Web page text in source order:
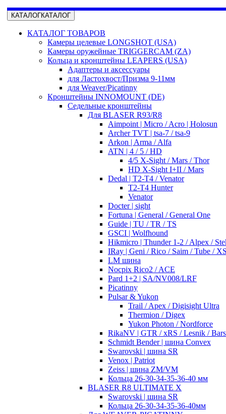
КАТАЛОГКАТАЛОГ
КАТАЛОГ ТОВАРОВ
Камеры целевые LONGSHOT (USA)
Камеры оружейные TRIGGERCAM (ZA)
Кольца и кронштейны LEAPERS (USA)
Адаптеры и аксессуары
для Ластохвост/Призма 9-11мм
для Weaver/Picatinny
Кронштейны INNOMOUNT (DE)
Седельные кронштейны
Для BLASER R93/R8
Aimpoint | Micro / Acro | Holosun
Archer TVT | tsa-7 / tsa-9
Arkon | Arma / Alfa
ATN | 4 / 5 / HD
4/5 X-Sight / Mars / Thor
HD X-Sight I+II / Mars
Dedal | T2-T4 / Venator
T2-T4 Hunter
Venator
Docter | sight
Fortuna | General / General One
Guide | TU / TR / TS
GSCI | Wolfhound
Hikmicro | Thunder 1-2 / Alpex /
IRay | Geni / Rico / Saim / Tube /
LM шина
Nocpix Rico2 / ACE
Pard 1+2 | SA/NV008/LRF
Picatinny
Pulsar & Yukon
Trail / Apex / Digisight Ultra
Thermion / Digex
Yukon Photon / Nordforce
RikaNV | GTR / xRS / Lesnik /
Schmidt Bender | шина Convex
Swarovski | шина SR
Venox | Patriot
Zeiss | шина ZM/VM
Кольца 26-30-34-35-36-40 мм
BLASER R8 ULTIMATE X
Swarovski | шина SR
Кольца 26-30-34-35-36-40мм